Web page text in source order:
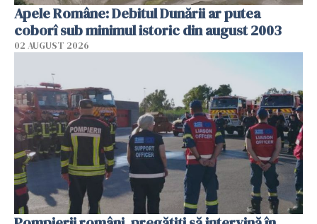
Apele Române: Debitul Dunării ar putea
coborî sub minimul istoric din august 2003
02 AUGUST 2026